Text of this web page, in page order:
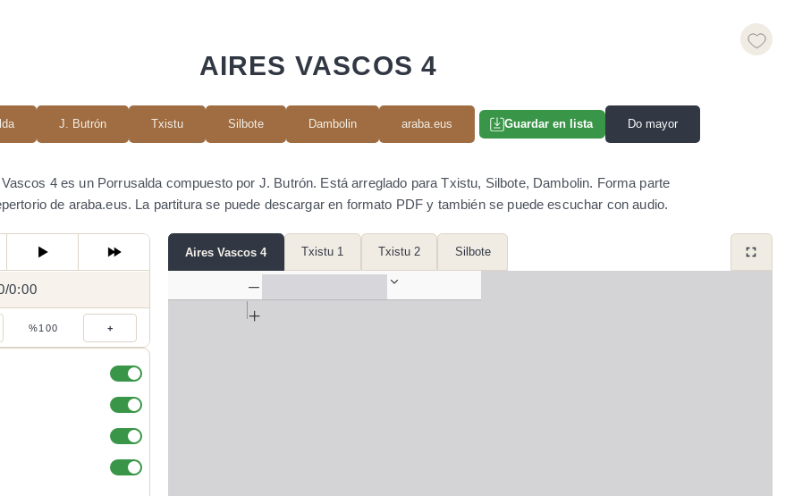
AIRES VASCOS 4
J. Butrón Txistu Silbote Dambolin araba.eus Guardar en lista Do mayor
4 es un Porrusalda compuesto por J. Butrón. Está arreglado para Txistu, Silbote, Dambolin. Forma parte
de araba.eus. La partitura se puede descargar en formato PDF y también se puede escuchar con audio.
/
/0:00
%100 +
Aires Vascos 4 Txistu 1 Txistu 2 Silbote